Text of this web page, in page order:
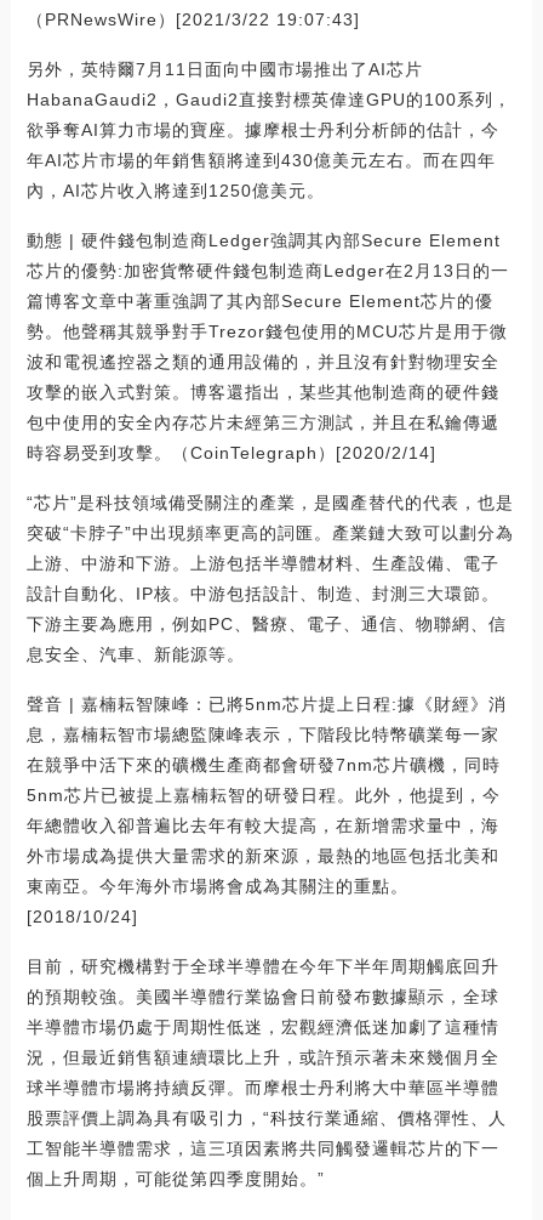
（PRNewsWire）[2021/3/22 19:07:43]
另外，英特爾7月11日面向中國市場推出了AI芯片
HabanaGaudi2，Gaudi2直接對標英偉達GPU的100系列，
欲爭奪AI算力市場的寶座。據摩根士丹利分析師的估計，今
年AI芯片市場的年銷售額將達到430億美元左右。而在四年
內，AI芯片收入將達到1250億美元。
動態 | 硬件錢包制造商Ledger強調其內部Secure Element
芯片的優勢:加密貨幣硬件錢包制造商Ledger在2月13日的一
篇博客文章中著重強調了其內部Secure Element芯片的優
勢。他聲稱其競爭對手Trezor錢包使用的MCU芯片是用于微
波和電視遙控器之類的通用設備的，并且沒有針對物理安全
攻擊的嵌入式對策。博客還指出，某些其他制造商的硬件錢
包中使用的安全內存芯片未經第三方測試，并且在私鑰傳遞
時容易受到攻擊。（CoinTelegraph）[2020/2/14]
“芯片”是科技領域備受關注的產業，是國產替代的代表，也是
突破“卡脖子”中出現頻率更高的詞匯。產業鏈大致可以劃分為
上游、中游和下游。上游包括半導體材料、生產設備、電子
設計自動化、IP核。中游包括設計、制造、封測三大環節。
下游主要為應用，例如PC、醫療、電子、通信、物聯網、信
息安全、汽車、新能源等。
聲音 | 嘉楠耘智陳峰：已將5nm芯片提上日程:據《財經》消
息，嘉楠耘智市場總監陳峰表示，下階段比特幣礦業每一家
在競爭中活下來的礦機生產商都會研發7nm芯片礦機，同時
5nm芯片已被提上嘉楠耘智的研發日程。此外，他提到，今
年總體收入卻普遍比去年有較大提高，在新增需求量中，海
外市場成為提供大量需求的新來源，最熱的地區包括北美和
東南亞。今年海外市場將會成為其關注的重點。
[2018/10/24]
目前，研究機構對于全球半導體在今年下半年周期觸底回升
的預期較強。美國半導體行業協會日前發布數據顯示，全球
半導體市場仍處于周期性低迷，宏觀經濟低迷加劇了這種情
況，但最近銷售額連續環比上升，或許預示著未來幾個月全
球半導體市場將持續反彈。而摩根士丹利將大中華區半導體
股票評價上調為具有吸引力，“科技行業通縮、價格彈性、人
工智能半導體需求，這三項因素將共同觸發邏輯芯片的下一
個上升周期，可能從第四季度開始。”